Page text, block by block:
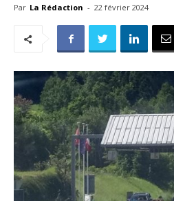
Par La Rédaction - 22 février 2024